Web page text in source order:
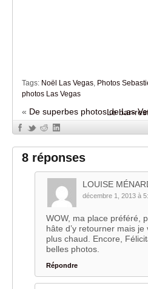
Tags: Noël Las Vegas, Photos
photos Las Vegas
« De superbes photos de Las
Le bar-
8 réponses
LOUISE
décembre 1, 2013 à
WOW, ma place préféré,
hâte d’y retourner mais je
plus chaud. Encore,
belles photos.
Répondre